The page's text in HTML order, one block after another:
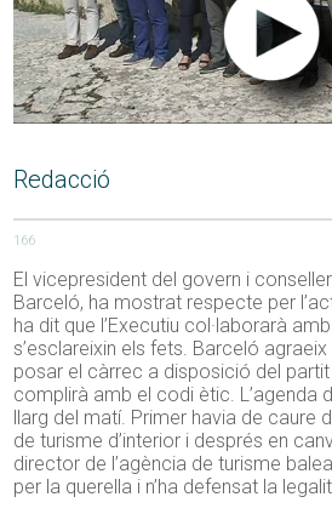
Redacció
166
El vicepresident del govern i
Barceló, ha mostrat respecte per
ha dit que l’Executiu col·laborarà
s’esclareixin els fets. Barceló
posar el càrrec a disposició del
complirà amb el codi ètic. L’agenda
llarg del matí. Primer havia de caure
de turisme d’interior i després en
director de l’agència de turisme
per la querella i n’ha defensat la